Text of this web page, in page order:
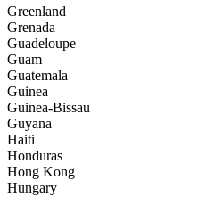
Greenland
Grenada
Guadeloupe
Guam
Guatemala
Guinea
Guinea-Bissau
Guyana
Haiti
Honduras
Hong Kong
Hungary